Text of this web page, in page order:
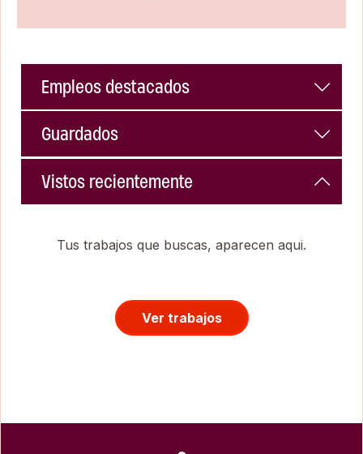
Empleos destacados
Guardados
Vistos recientemente
Tus trabajos que buscas, aparecen aqui.
Ver trabajos